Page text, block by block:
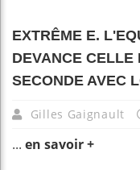
EXTRÊME E.
DEVANCE
SECONDE AVEC
Gilles Gaignault
... en savoir +